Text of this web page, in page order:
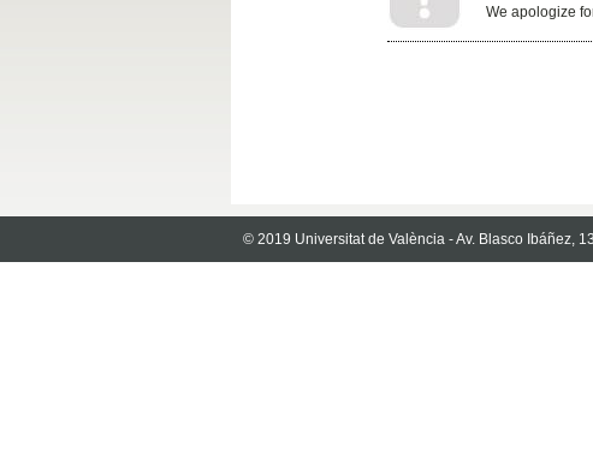
We apologize
© 2019 Universitat de València - Av. Blasco Ibáñez,